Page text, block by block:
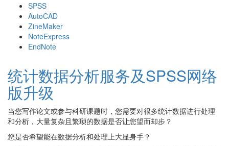
SPSS
AutoCAD
ZineMaker
NoteExpress
EndNote
统计数据分析服务及SPSS网络
版升级
当您写作论文或参与科研课题时，您需要对很多统计数据进行处理
和分析，大量复杂且繁琐的数据是否让您望而却步？
您是否希望能在数据分析和处理上大显身手？